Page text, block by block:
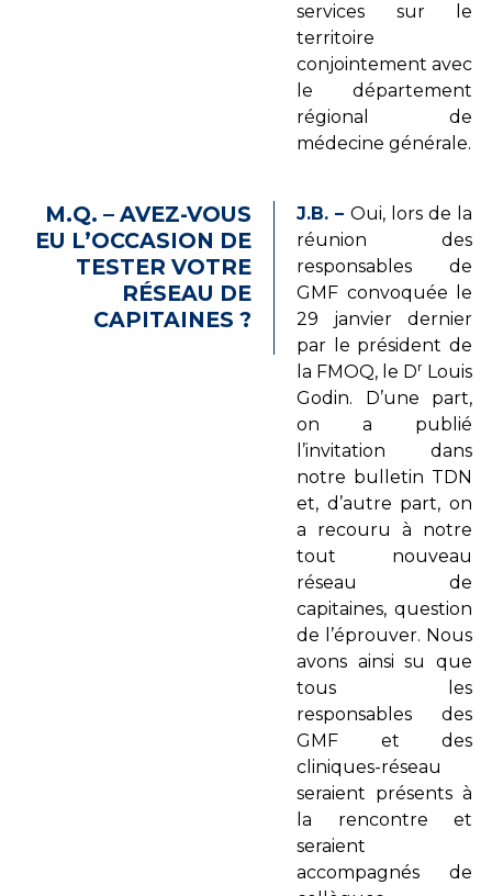
services sur le
territoire
conjointement avec
le département
régional de
médecine générale.
M.Q. – AVEZ-VOUS
EU L’OCCASION DE
TESTER VOTRE
RÉSEAU DE
CAPITAINES ?
J.B. – Oui, lors de la
réunion des
responsables de
GMF convoquée le
29 janvier dernier
par le président de
la FMOQ, le Dr Louis
Godin. D’une part,
on a publié
l’invitation dans
notre bulletin TDN
et, d’autre part, on
a recouru à notre
tout nouveau
réseau de
capitaines, question
de l’éprouver. Nous
avons ainsi su que
tous les
responsables des
GMF et des
cliniques-réseau
seraient présents à
la rencontre et
seraient
accompagnés de